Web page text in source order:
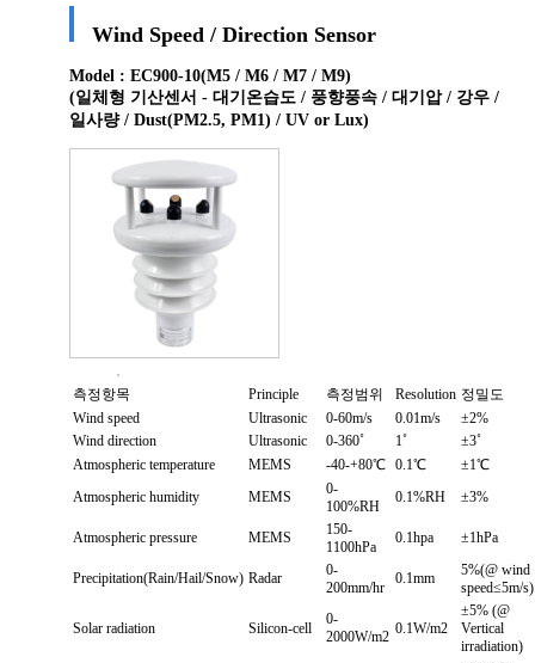
Wind Speed / Direction Sensor
Model : EC900-10(M5 / M6 / M7 / M9)
(일체형 기산센서 - 대기온습도 / 풍향풍속 / 대기압 / 강우 /
일사량 / Dust(PM2.5, PM1) / UV or Lux)
측정항목 Principle 측정범위 Resolution 정밀도
Wind speed
Ultrasonic 0-60m/s 0.01m/s
±2%
Wind direction
Ultrasonic 0-360˚ 1˚
±3˚
Atmospheric temperature
MEMS -40-+80℃ 0.1℃
±1℃
Atmospheric humidity
MEMS
0-
100%RH
0.1%RH ±3%
Atmospheric pressure MEMS
150-
1100hPa
0.1hpa ±1hPa
Precipitation(Rain/Hail/Snow) Radar
0-
200mm/hr
0.1mm
5%(@ wind
speed≤5m/s)
Solar radiation Silicon-cell
0-
2000W/m2 0.1W/m2
±5% (@
Vertical
irradiation)